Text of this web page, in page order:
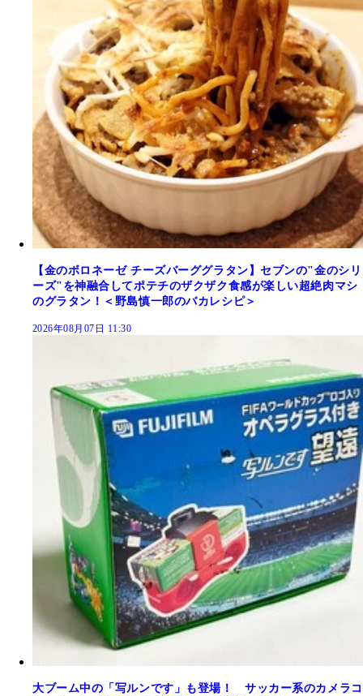
【金のボロネーゼ チーズバーググラタン】セブンの"金のシリ
ーズ"を神融合してポテチのザクザク食感が楽しい超絶肉マシ
のグラタン！＜野島慎一郎のバカレシピ＞
2026年08月07日 11:30
大ブーム中の「写ルンです」も登場！ サッカー系のカメラコ